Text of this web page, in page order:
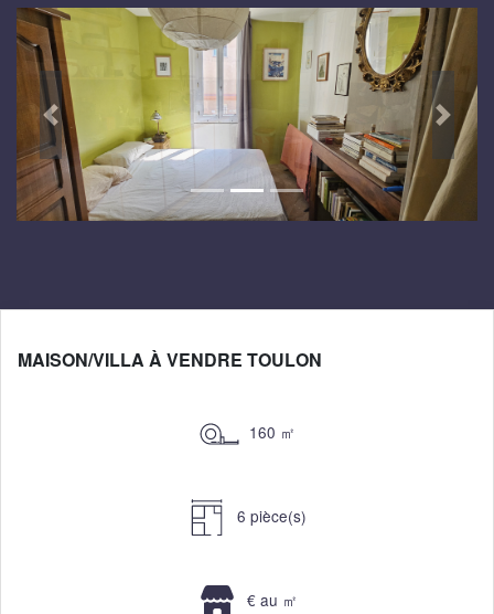
Suivant
MAISON/VILLA À VENDRE TOULON
160 ㎡
6 pièce(s)
€ au ㎡